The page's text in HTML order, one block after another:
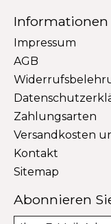
Informationen
Impressum
AGB
Zahlungsarten
Versandkosten
Kontakt
Sitemap
Abonnieren